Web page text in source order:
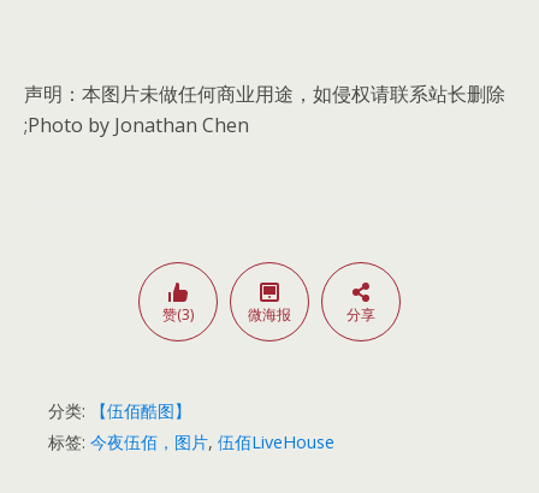
声明：本图片未做任何商业用途，如侵权请联系站长删除
;Photo by Jonathan Chen
赞(3) 微海报 分享
分类:
【伍佰酷图】
标签: 今夜伍佰，图片, 伍佰LiveHouse